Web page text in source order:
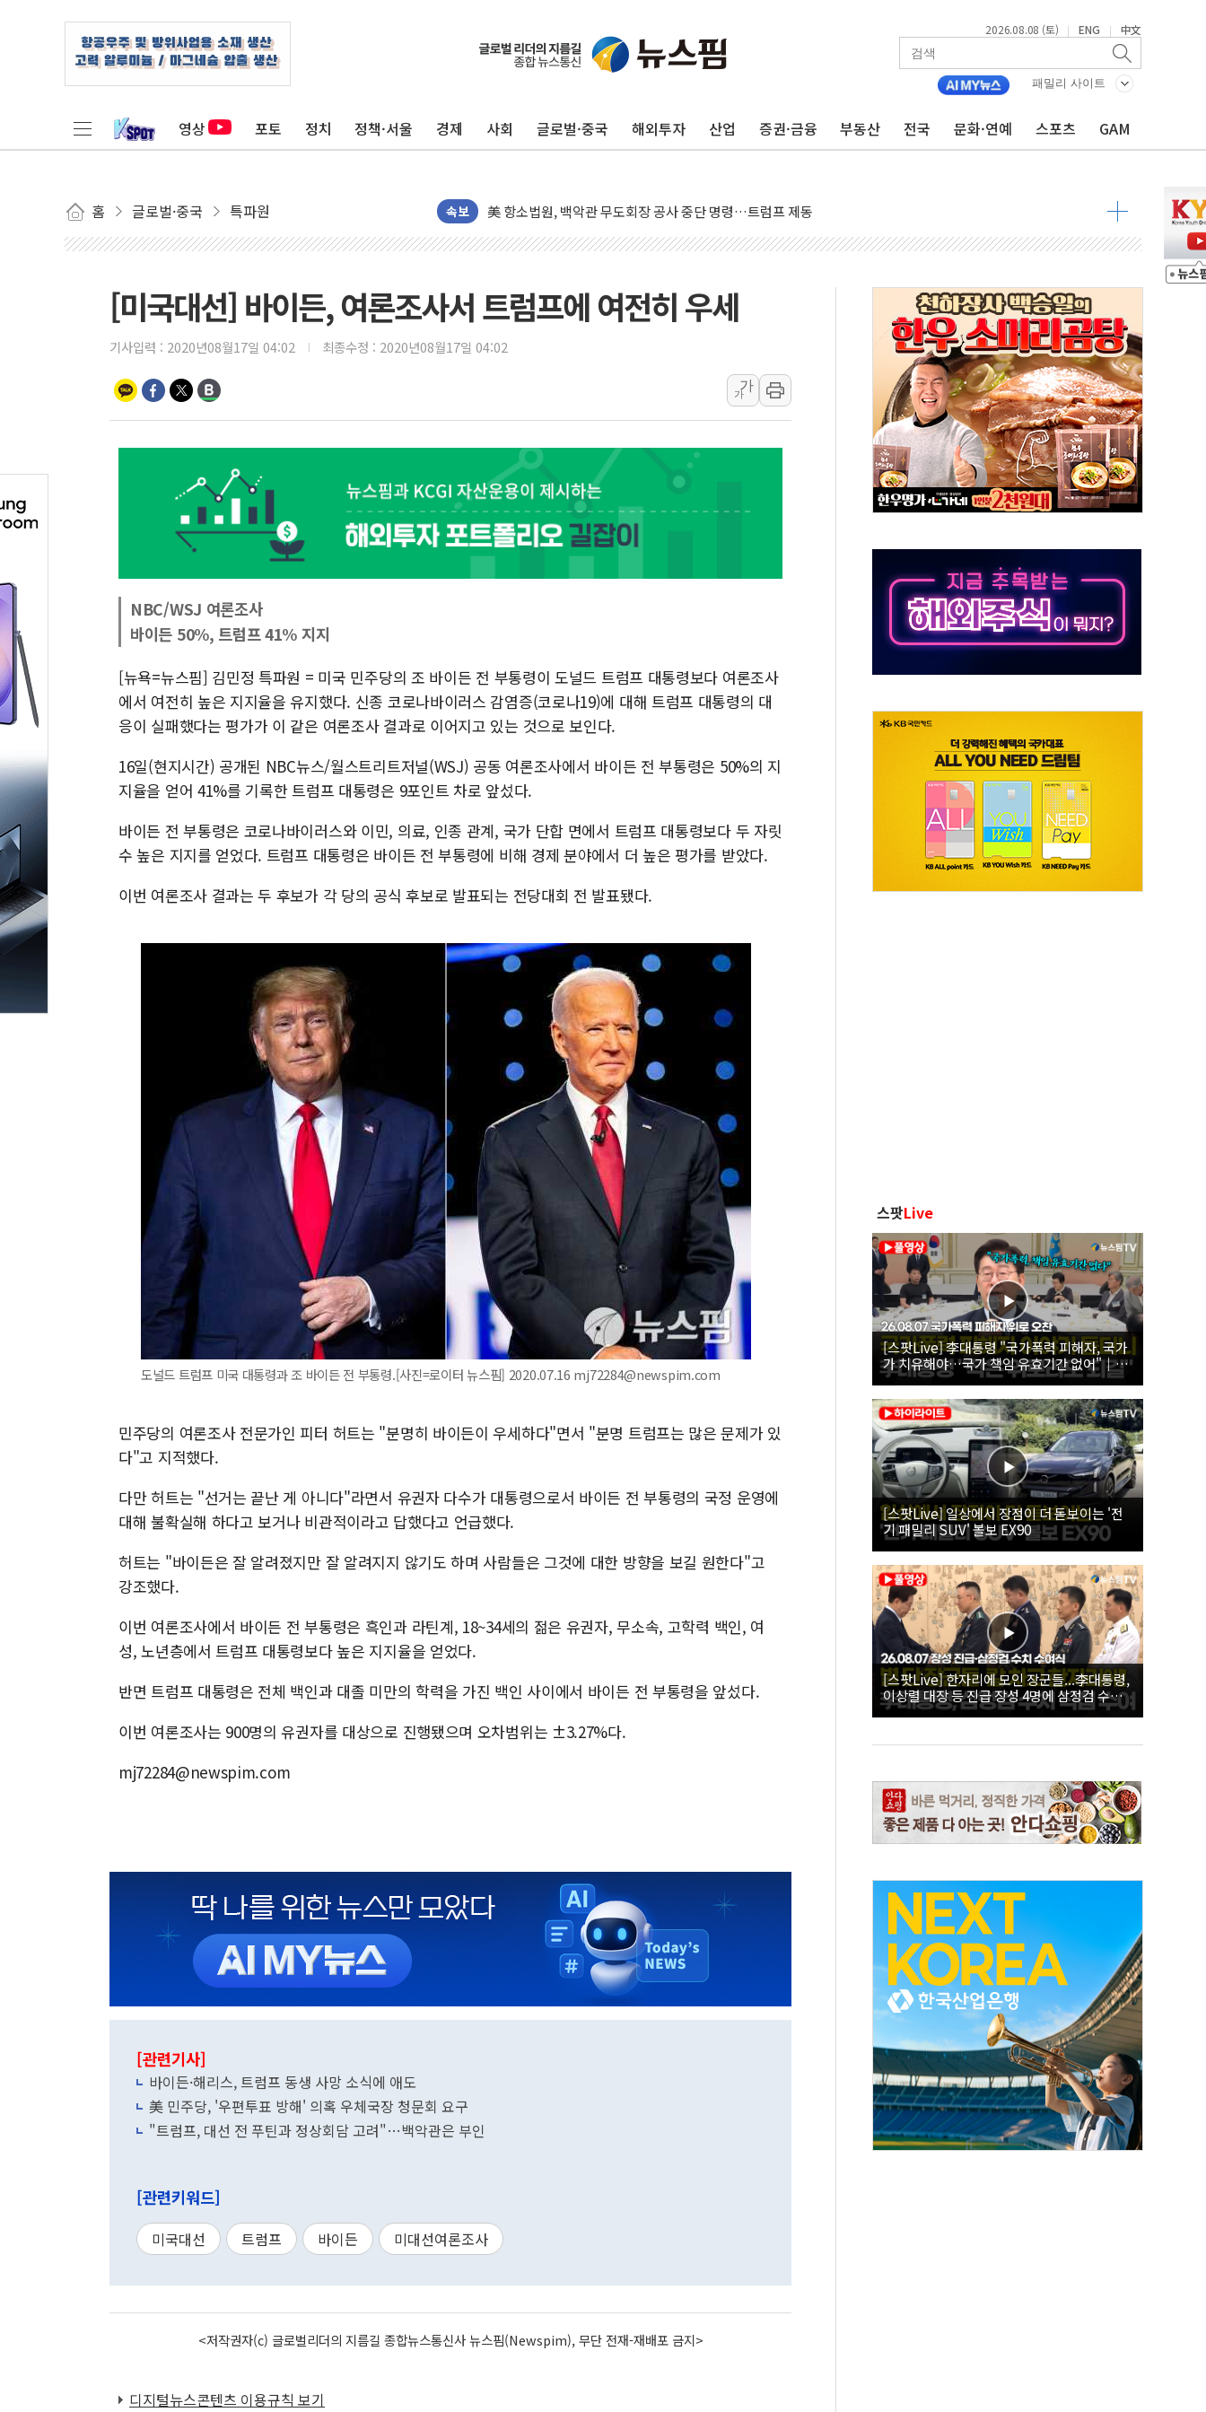
2026.08.08 (토) | ENG | 中文
패밀리 사이트
영상 포토 정치 정책·서울 경제 사회 글로벌·중국 해외투자 산업 증권·금융 부동산 전국 문화·연예 스포츠 GAM
홈 글로벌·중국 특파원 속보
트럼프, 쿡 연준 이사 해임 재추진…"26일까지 의혹 소명" 요구
미 연준 매파 기세 꺾이나…고용 감소에 9월 동결 전망 우세
[종합] 이슬람 수니파 3국, '공동방위협정' 체결… 이스라엘·이란 위협에 맞설 자체 억지력 강화
美 항소법원, 백악관 무도회장 공사 중단 명령…트럼프 제동
이란 핵심 원유 수출항 '하르그섬', 최근 1주일 이상 '올스톱'… 美 해상봉쇄 영향
[AI MY 뉴스] 뉴욕 반도체주 프리뷰...美 고용 쇼크에 반도체주 '활짝'
뉴욕증시 프리뷰, 美 고용 쇼크에 금리 인상 우려 후퇴…나스닥 선물 1%대 상승
[종합] 美 7월 고용 2만3000명 감소 '쇼크'…9월 금리 인상 기대 후퇴
[사진] 이슬람 수니파 3개국, 공동방위협정 체결
뉴욕증시 개장 전 특징주...아틀라시안·클라우드플레어·태양광주↑ VS 트레이드데스크·웬디스↓
보훈부, 미 DPAA와 MOU… "6·25 미군 실종자 7359명 끝까지 찾겠다"
트럼프 "금리 내려야"…파월 때와 달리 워시엔 톤 낮춰
특정 정치인 측근 포항시 정책특보 내정설...포항시 '시끌'
李 "해남 태양광, 대한민국 다음 100년 밑거름…수도권 집중 완화 전환점"
李 대통령, '6시간 마라톤 부동산 2차 회의' 주재… "전폭적 공급 확대·속도전 총력"
트럼프, 中 겨냥 폴리실리콘 관세 15% 부과…美 태양광주 급등
[미국대선] 바이든, 여론조사서 트럼프에 여전히 우세
기사입력 : 2020년08월17일 04:02 최종수정 : 2020년08월17일 04:02
가
가
NBC/WSJ 여론조사
바이든 50%, 트럼프 41% 지지
[뉴욕=뉴스핌] 김민정 특파원 = 미국 민주당의 조 바이든 전 부통령이 도널드 트럼프 대통령보다 여론조사
에서 여전히 높은 지지율을 유지했다. 신종 코로나바이러스 감염증(코로나19)에 대해 트럼프 대통령의 대
응이 실패했다는 평가가 이 같은 여론조사 결과로 이어지고 있는 것으로 보인다.
16일(현지시간) 공개된 NBC뉴스/월스트리트저널(WSJ) 공동 여론조사에서 바이든 전 부통령은 50%의 지
지율을 얻어 41%를 기록한 트럼프 대통령은 9포인트 차로 앞섰다.
바이든 전 부통령은 코로나바이러스와 이민, 의료, 인종 관계, 국가 단합 면에서 트럼프 대통령보다 두 자릿
수 높은 지지를 얻었다. 트럼프 대통령은 바이든 전 부통령에 비해 경제 분야에서 더 높은 평가를 받았다.
이번 여론조사 결과는 두 후보가 각 당의 공식 후보로 발표되는 전당대회 전 발표됐다.
도널드 트럼프 미국 대통령과 조 바이든 전 부통령.[사진=로이터 뉴스핌] 2020.07.16 mj72284@newspim.com
민주당의 여론조사 전문가인 피터 허트는 "분명히 바이든이 우세하다"면서 "분명 트럼프는 많은 문제가 있
다"고 지적했다.
다만 허트는 "선거는 끝난 게 아니다"라면서 유권자 다수가 대통령으로서 바이든 전 부통령의 국정 운영에
대해 불확실해 하다고 보거나 비관적이라고 답했다고 언급했다.
허트는 "바이든은 잘 알려졌지만 잘 알려지지 않기도 하며 사람들은 그것에 대한 방향을 보길 원한다"고
강조했다.
이번 여론조사에서 바이든 전 부통령은 흑인과 라틴계, 18~34세의 젊은 유권자, 무소속, 고학력 백인, 여
성, 노년층에서 트럼프 대통령보다 높은 지지율을 얻었다.
반면 트럼프 대통령은 전체 백인과 대졸 미만의 학력을 가진 백인 사이에서 바이든 전 부통령을 앞섰다.
이번 여론조사는 900명의 유권자를 대상으로 진행됐으며 오차범위는 ±3.27%다.
mj72284@newspim.com
[관련기사]
바이든·해리스, 트럼프 동생 사망 소식에 애도
美 민주당, '우편투표 방해' 의혹 우체국장 청문회 요구
"트럼프, 대선 전 푸틴과 정상회담 고려"…백악관은 부인
[관련키워드]
미국대선 트럼프 바이든 미대선여론조사
<저작권자(c) 글로벌리더의 지름길 종합뉴스통신사 뉴스핌(Newspim), 무단 전재-재배포 금지>
디지털뉴스콘텐츠 이용규칙 보기
스팟Live
[스팟Live] 李대통령 "국가폭력 피해자, 국가
가 치유해야…국가 책임 유효기간 없어"｜
26.08.07 국가폭력 피해자 위로 오찬
[스팟Live] 일상에서 장점이 더 돋보이는 '전
기 패밀리 SUV' 볼보 EX90
[스팟Live] 한자리에 모인 장군들...李대통령,
이상렬 대장 등 진급 장성 4명에 삼정검 수치
직접 수여｜26.08.07 장성 진급·삼정검 수치